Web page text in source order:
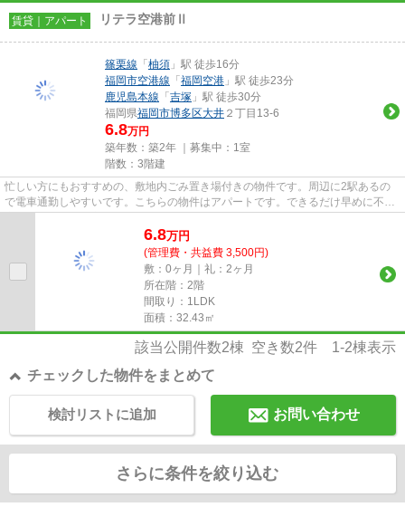
賃貸｜アパート リテラ空港前Ⅱ
篠栗線 「柚須 」駅 徒歩16分
福岡市空港線 「福岡空港 」駅 徒歩23分
鹿児島本線 「吉塚 」駅 徒歩30分
福岡県福岡市博多区大井 ２丁目13-6
6.8万円
築年数：築2年 ｜募集中： 1室
階数：3階建
忙しい方にもおすすめの、敷地内ごみ置き場付きの物件です。周辺に2駅あるの
で電車通勤しやすいです。こちらの物件はアパートです。できるだけ早めに不動
産情報を集めたい方は当社スタ...
6.8万円
(管理費・共益費 3,500円)
敷：0ヶ月｜礼：2ヶ月
所在階：2階
間取り：1LDK
面積：32.43㎡
該当公開件数2棟 空き数2件 1-2棟表示
チェックした物件をまとめて
お問い合わせ
検討リストに追加
さらに条件を絞り込む